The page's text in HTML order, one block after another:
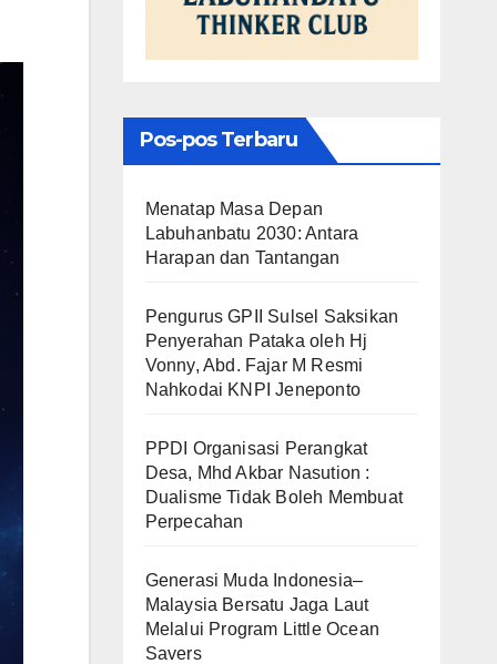
Pos-pos Terbaru
Menatap Masa Depan
Labuhanbatu 2030: Antara
Harapan dan Tantangan
Pengurus GPII Sulsel Saksikan
Penyerahan Pataka oleh Hj
Vonny, Abd. Fajar M Resmi
Nahkodai KNPI Jeneponto
PPDI Organisasi Perangkat
Desa, Mhd Akbar Nasution :
Dualisme Tidak Boleh Membuat
Perpecahan
Generasi Muda Indonesia–
Malaysia Bersatu Jaga Laut
Melalui Program Little Ocean
Savers